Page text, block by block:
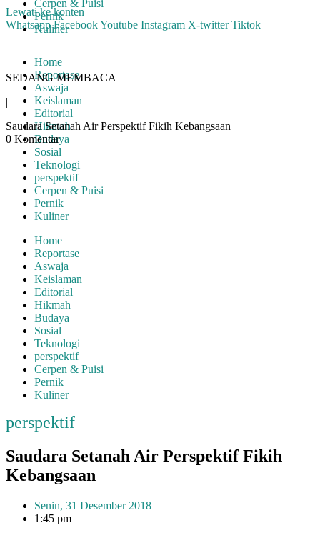
Lewati ke konten
Whatsapp FacebookYoutube Instagram X-twitter Tiktok
Home
Reportase
Aswaja
Keislaman
Editorial
Hikmah
Budaya
Sosial
Teknologi
perspektif
Cerpen & Puisi
Pernik
Kuliner
Home
Reportase
Aswaja
Keislaman
Editorial
Hikmah
Budaya
Sosial
Teknologi
perspektif
Cerpen & Puisi
Pernik
Kuliner
Cerpen & Puisi
Pernik
Kuliner
SEDANG MEMBACA
|
Saudara Setanah Air Perspektif Fikih Kebangsaan
0 Komentar
perspektif
Saudara Setanah Air Perspektif Fikih
Kebangsaan
Senin, 31 Desember 2018
1:45 pm